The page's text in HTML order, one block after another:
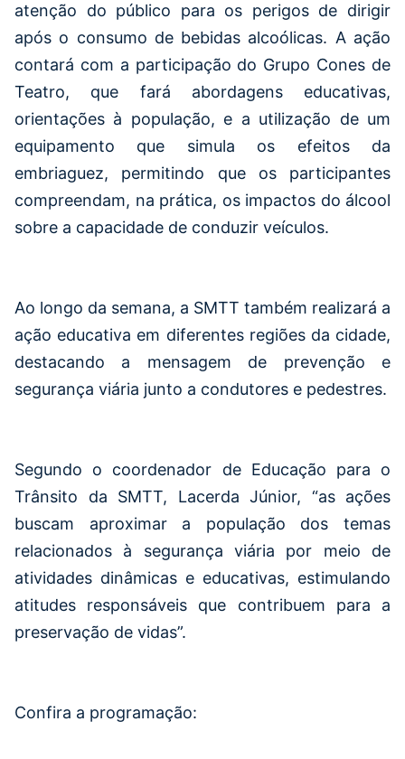
atenção do público para os perigos de dirigir
após o consumo de bebidas alcoólicas. A ação
contará com a participação do Grupo Cones de
Teatro, que fará abordagens educativas,
orientações à população, e a utilização de um
equipamento que simula os efeitos da
embriaguez, permitindo que os participantes
compreendam, na prática, os impactos do álcool
sobre a capacidade de conduzir veículos.
Ao longo da semana, a SMTT também realizará a
ação educativa em diferentes regiões da cidade,
destacando a mensagem de prevenção e
segurança viária junto a condutores e pedestres.
Segundo o coordenador de Educação para o
Trânsito da SMTT, Lacerda Júnior, “as ações
buscam aproximar a população dos temas
relacionados à segurança viária por meio de
atividades dinâmicas e educativas, estimulando
atitudes responsáveis que contribuem para a
preservação de vidas”.
Confira a programação: